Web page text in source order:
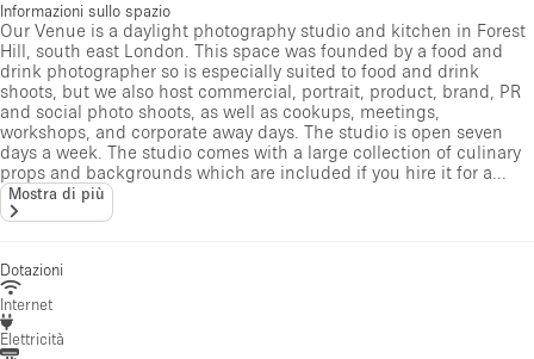
Informazioni sullo spazio
Our Venue is a daylight photography studio and kitchen in Forest
Hill, south east London. This space was founded by a food and
drink photographer so is especially suited to food and drink
shoots, but we also host commercial, portrait, product, brand, PR
and social photo shoots, as well as cookups, meetings,
workshops, and corporate away days. The studio is open seven
days a week. The studio comes with a large collection of culinary
props and backgrounds which are included if you hire it for a...
Mostra di più
Dotazioni
Internet
Elettricità